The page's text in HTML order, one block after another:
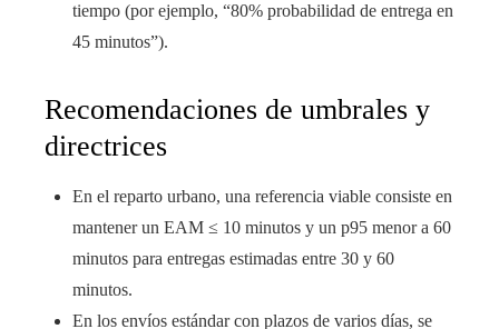
tiempo (por ejemplo, “80% probabilidad de entrega en
45 minutos”).
Recomendaciones de umbrales y
directrices
En el reparto urbano, una referencia viable consiste en
mantener un EAM ≤ 10 minutos y un p95 menor a 60
minutos para entregas estimadas entre 30 y 60
minutos.
En los envíos estándar con plazos de varios días, se